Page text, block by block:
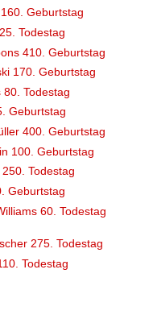
Geburtstag
Todestag
410. Geburtstag
170. Geburtstag
Todestag
Geburtstag
400. Geburtstag
100. Geburtstag
Todestag
Geburtstag
60. Todestag
275. Todestag
Todestag